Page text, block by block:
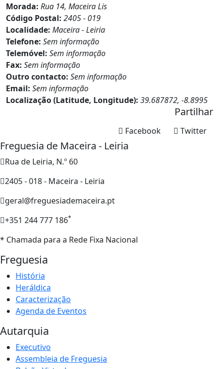
Morada: Rua 14, Maceira Lis
Código Postal: 2405 - 019
Localidade: Maceira - Leiria
Telefone: Sem informação
Telemóvel: Sem informação
Fax: Sem informação
Outro contacto: Sem informação
Email: Sem informação
Localização (Latitude, Longitude): 39.687872, -8.8995
Partilhar
Twitter
Facebook
Freguesia de Maceira - Leiria
Rua de Leiria, N.º 60
2405 - 018 - Maceira - Leiria
geral@freguesiademaceira.pt
+351 244 777 186*
* Chamada para a Rede Fixa Nacional
Freguesia
História
Heráldica
Caracterização
Agenda de Eventos
Autarquia
Executivo
Assembleia de Freguesia